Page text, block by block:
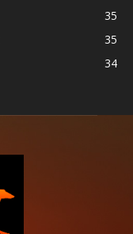
35
35
34